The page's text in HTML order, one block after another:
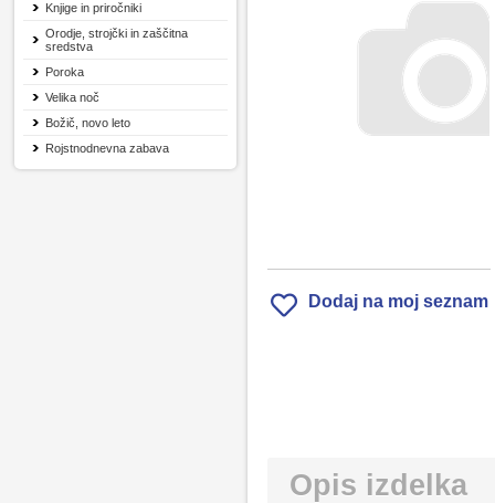
Knjige in priročniki
Orodje, strojčki in zaščitna
sredstva
Poroka
Velika noč
Božič, novo leto
Rojstnodnevna zabava
Dodaj na moj seznam
Opis izdelka